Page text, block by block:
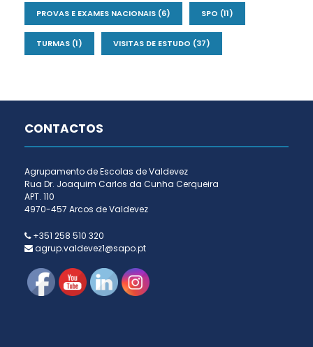
PROVAS E EXAMES NACIONAIS (6) SPO (11)
TURMAS (1) VISITAS DE ESTUDO (37)
CONTACTOS
Agrupamento de Escolas de Valdevez
Rua Dr. Joaquim Carlos da Cunha Cerqueira
APT. 110
4970-457 Arcos de Valdevez
+351 258 510 320
agrup.valdevez1@sapo.pt